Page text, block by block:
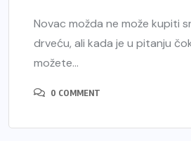
Novac možda ne može kupiti
drveću, ali kada je u pitanju
možete...
0 COMMENT